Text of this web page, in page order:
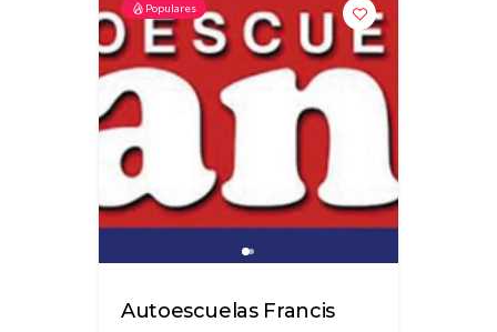
Populares
Autoescuelas Francis